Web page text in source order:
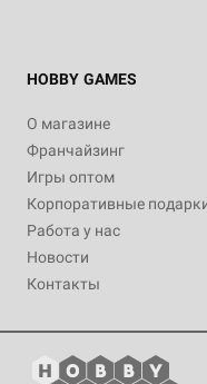
HOBBY GAMES
О магазине
Франчайзинг
Игры оптом
Корпоративные
Работа у нас
Новости
Контакты